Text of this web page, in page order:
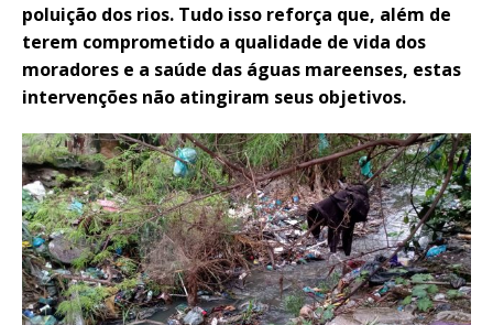
poluição dos rios. Tudo isso reforça que, além de
terem comprometido a qualidade de vida dos
moradores e a saúde das águas mareenses, estas
intervenções não atingiram seus objetivos.